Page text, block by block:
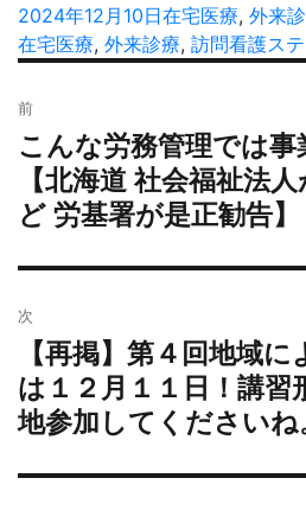
稿
者
投
稿
2024年12月10日カ
テ
ー
在宅医療, 外来
在宅医療, 外来診療, 訪問看護ス
稿
ナ
ビ
ゲ
シ
ョ
ン
前
過
去
の
投
こんな労務管理では事
【北海道 社会福祉法
ど 労基署が是正勧告】
次
の
投
稿:
【再掲】第４回地域
は１２月１１日！講習
地参加してくださいね